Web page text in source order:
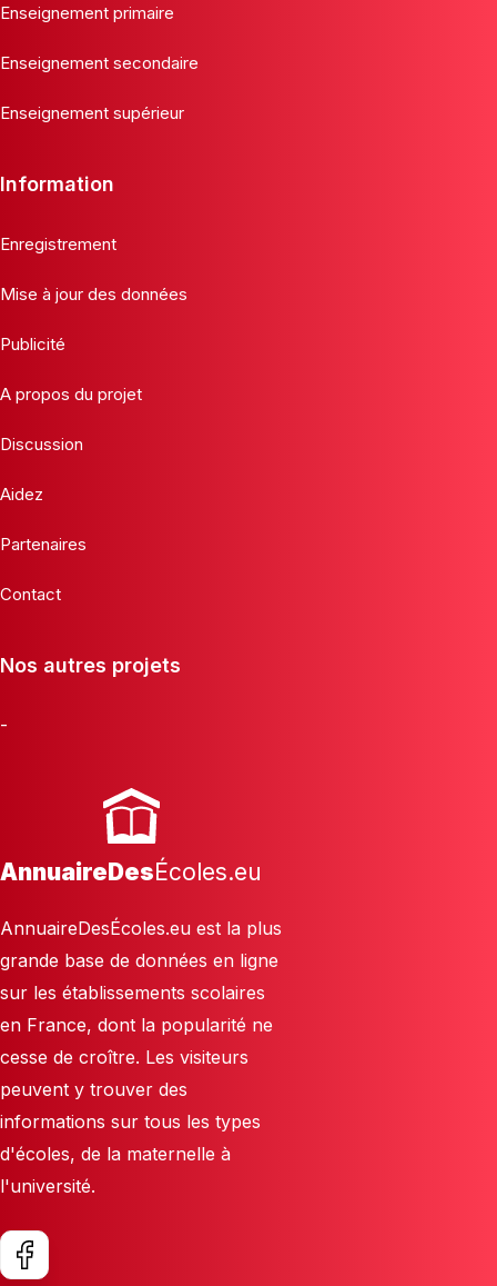
Enseignement primaire
Enseignement secondaire
Enseignement supérieur
Information
Enregistrement
Mise à jour des données
Publicité
A propos du projet
Discussion
Aidez
Partenaires
Contact
Nos autres projets
-
AnnuaireDesÉcoles.eu
AnnuaireDesÉcoles.eu est la plus
grande base de données en ligne
sur les établissements scolaires
en France, dont la popularité ne
cesse de croître. Les visiteurs
peuvent y trouver des
informations sur tous les types
d'écoles, de la maternelle à
l'université.